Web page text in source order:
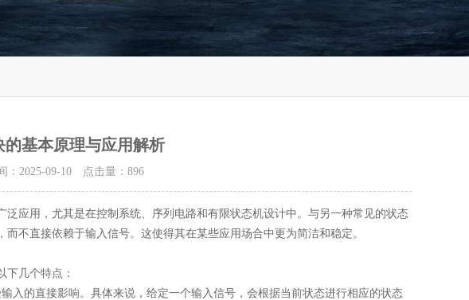
的基本原理与应用解析
：2025-09-10 点击量： 896
用，尤其是在控制系统、序列电路和有限状态机设计中。与另一种常见的状态
不直接依赖于输入信号。这使得其在某些应用场合中更为简洁和稳定。
下几个特点：
的直接影响。具体来说，给定一个输入信号，会根据当前状态进行相应的状态